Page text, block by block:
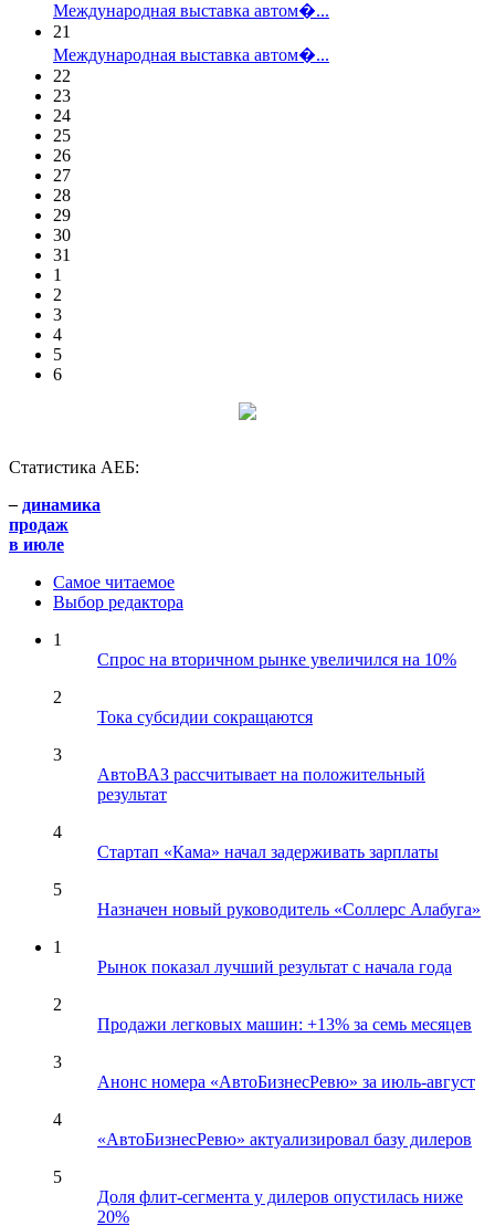
Международная выставка автом�...
21
Международная выставка автом�...
22
23
24
25
26
27
28
29
30
31
1
2
3
4
5
6
Статистика АЕБ:
– динамика
продаж
в июле
Самое читаемое
Выбор редактора
1
Спрос на вторичном рынке увеличился на 10%
2
Тока субсидии сокращаются
3
АвтоВАЗ рассчитывает на положительный
результат
4
Стартап «Кама» начал задерживать зарплаты
5
Назначен новый руководитель «Соллерс Алабуга»
1
Рынок показал лучший результат с начала года
2
Продажи легковых машин: +13% за семь месяцев
3
Анонс номера «АвтоБизнесРевю» за июль-август
4
«АвтоБизнесРевю» актуализировал базу дилеров
5
Доля флит-сегмента у дилеров опустилась ниже
20%